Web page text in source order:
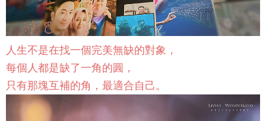
人生不是在找一個完美無缺的對象，
每個人都是缺了一角的圓，
只有那塊互補的角，最適合自己。